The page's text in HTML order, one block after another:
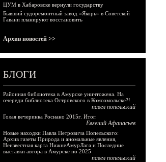
ЦУМ в Хабаровске вернули государству
Бывший судоремонтный завод «Якорь» в Советской
Гавани планируют восстановить
Архив новостей >>
БЛОГИ
Районная библиотека в Амурске уничтожена. На
очереди библиотека Островского в Комсомольске?!
павел попельский
Голая вечеринка Роснано 2015г. Итог.
Евгений Афанасьев
Новые находки Павла Петровича Попельского:
Архив газеты Природа и аномальные явления,
Неизвестная карта НижнеАмурЛага и Последние
выставки автора в Амурске по 2025
павел попельский